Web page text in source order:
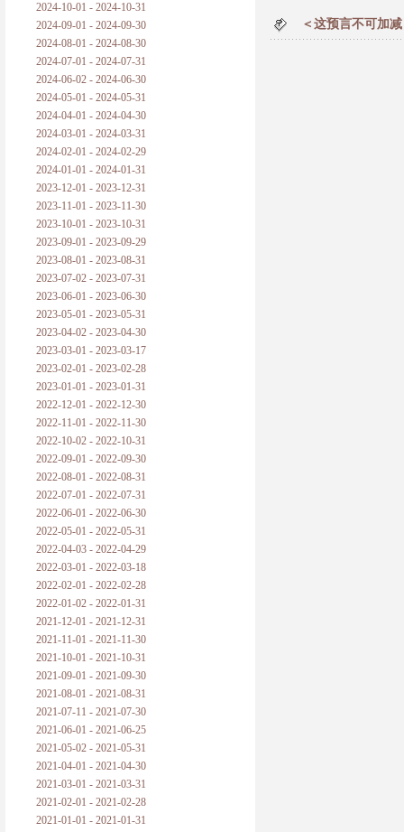
2024-10-01 - 2024-10-31
2024-09-01 - 2024-09-30
2024-08-01 - 2024-08-30
2024-07-01 - 2024-07-31
2024-06-02 - 2024-06-30
2024-05-01 - 2024-05-31
2024-04-01 - 2024-04-30
2024-03-01 - 2024-03-31
2024-02-01 - 2024-02-29
2024-01-01 - 2024-01-31
2023-12-01 - 2023-12-31
2023-11-01 - 2023-11-30
2023-10-01 - 2023-10-31
2023-09-01 - 2023-09-29
2023-08-01 - 2023-08-31
2023-07-02 - 2023-07-31
2023-06-01 - 2023-06-30
2023-05-01 - 2023-05-31
2023-04-02 - 2023-04-30
2023-03-01 - 2023-03-17
2023-02-01 - 2023-02-28
2023-01-01 - 2023-01-31
2022-12-01 - 2022-12-30
2022-11-01 - 2022-11-30
2022-10-02 - 2022-10-31
2022-09-01 - 2022-09-30
2022-08-01 - 2022-08-31
2022-07-01 - 2022-07-31
2022-06-01 - 2022-06-30
2022-05-01 - 2022-05-31
2022-04-03 - 2022-04-29
2022-03-01 - 2022-03-18
2022-02-01 - 2022-02-28
2022-01-02 - 2022-01-31
2021-12-01 - 2021-12-31
2021-11-01 - 2021-11-30
2021-10-01 - 2021-10-31
2021-09-01 - 2021-09-30
2021-08-01 - 2021-08-31
2021-07-11 - 2021-07-30
2021-06-01 - 2021-06-25
2021-05-02 - 2021-05-31
2021-04-01 - 2021-04-30
2021-03-01 - 2021-03-31
2021-02-01 - 2021-02-28
2021-01-01 - 2021-01-31
＜这预言不可加